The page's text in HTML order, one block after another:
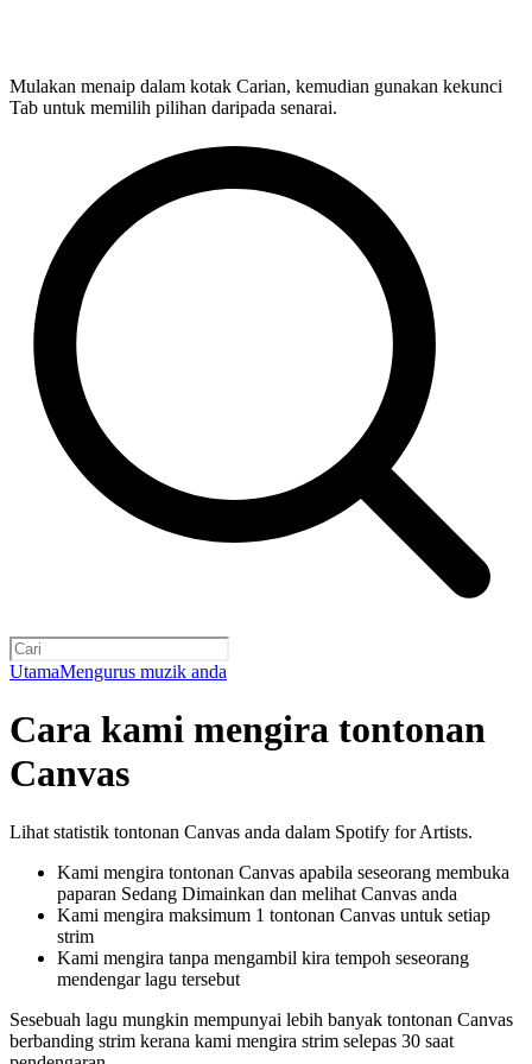
Mulakan menaip dalam kotak Carian, kemudian gunakan kekunci
Tab untuk memilih pilihan daripada senarai.
UtamaMengurus muzik anda
Cara kami mengira tontonan
Canvas
Lihat statistik tontonan Canvas anda dalam Spotify for Artists.
Kami mengira tontonan Canvas apabila seseorang membuka
paparan Sedang Dimainkan dan melihat Canvas anda
Kami mengira maksimum 1 tontonan Canvas untuk setiap
strim
Kami mengira tanpa mengambil kira tempoh seseorang
mendengar lagu tersebut
Sesebuah lagu mungkin mempunyai lebih banyak tontonan Canvas
berbanding strim kerana kami mengira strim selepas 30 saat